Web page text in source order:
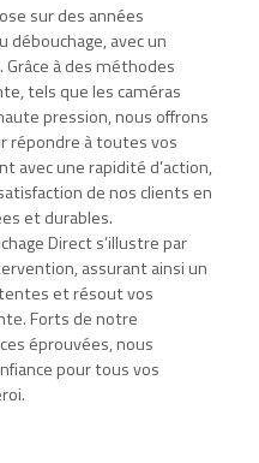
sur des années
débouchage, avec un
Grâce à des méthodes
tels que les caméras
pression, nous offrons
répondre à toutes vos
avec une rapidité d’action,
de nos clients en
et durables.
Direct s’illustre par
assurant ainsi un
et résout vos
Forts de notre
éprouvées, nous
pour tous vos